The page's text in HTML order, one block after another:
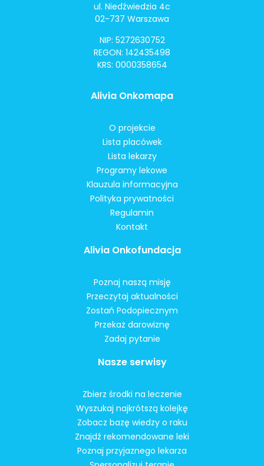
ul. Niedźwiedzia 4c
02-737 Warszawa
NIP: 5272630752
REGON: 142435498
KRS: 0000358654
Alivia Onkomapa
O projekcie
Lista placówek
Lista lekarzy
Programy lekowe
Klauzula informacyjna
Polityka prywatności
Regulamin
Kontakt
Alivia Onkofundacja
Poznaj naszą misję
Przeczytaj aktualności
Zostań Podopiecznym
Przekaż darowiznę
Zadaj pytanie
Nasze serwisy
Zbierz środki na leczenie
Wyszukaj najkrótszą kolejkę
Zobacz bazę wiedzy o raku
Znajdź rekomendowane leki
Poznaj przyjaznego lekarza